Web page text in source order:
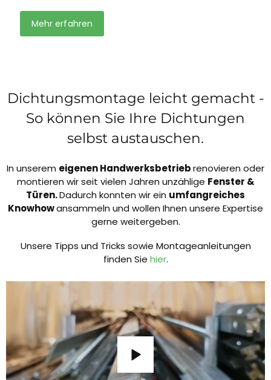
Mehr erfahren
Dichtungsmontage leicht gemacht -
So können Sie Ihre Dichtungen
selbst austauschen.
In unserem eigenen Handwerksbetriebrenovieren oder
montieren wir seit vielen Jahren unzählige Fenster &
Türen.Dadurch konnten wir ein umfangreiches
Knowhowansammeln und wollen Ihnen unsere Expertise
gerne weitergeben.
Unsere Tipps und Tricks sowie Montageanleitungen
finden Sie hier.